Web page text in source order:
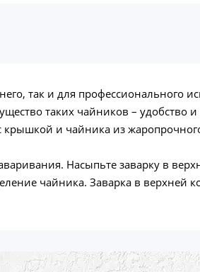
так и для профессионального
таких чайников – удобство
и чайника из
Насыпьте заварку в
чайника. Заварка в верхней